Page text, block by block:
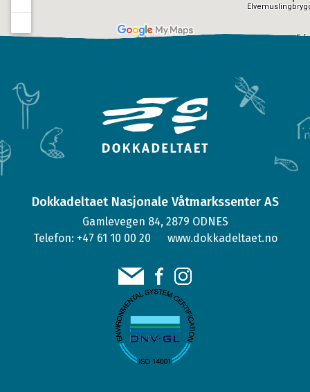
Dokkadeltaet Nasjonale Våtmarkssenter AS
Gamlevegen 84, 2879 ODNES
Telefon: +47 61 10 00 20
www.dokkadeltaet.no